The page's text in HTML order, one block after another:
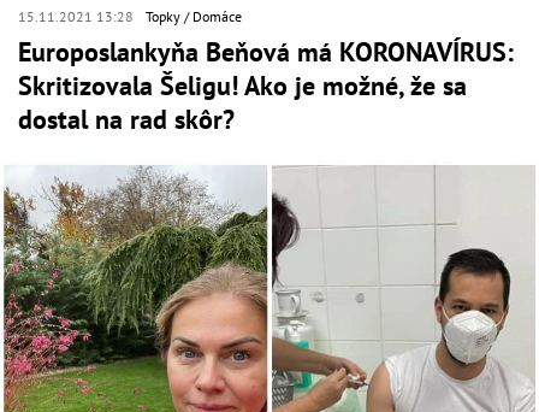
15.11.2021 13:28 Topky Domáce
Europoslankyňa Beňová má KORONAVÍRUS:
Skritizovala Šeligu! Ako je možné, že sa
dostal na rad skôr?